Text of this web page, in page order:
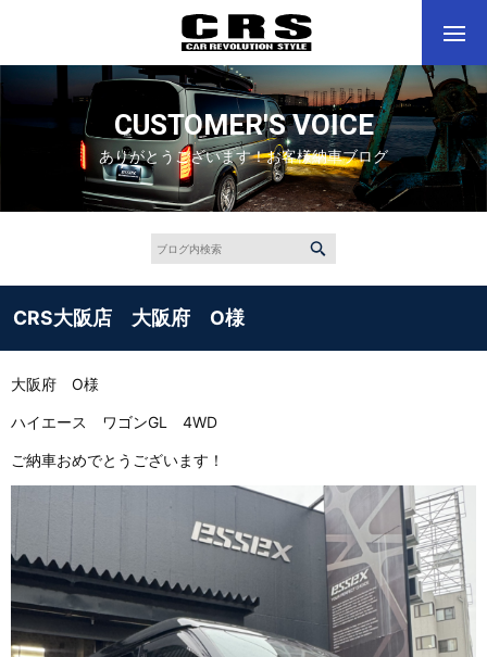
CUSTOMER'S VOICE
ありがとうございます！お客様納車ブログ
CRS大阪店 大阪府 O様
大阪府 O様
ハイエース ワゴンGL 4WD
ご納車おめでとうございます！